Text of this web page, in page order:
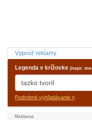
Vypnúť reklamy
Legenda v krížovke (napr.
Podrobné vyhľadávanie »